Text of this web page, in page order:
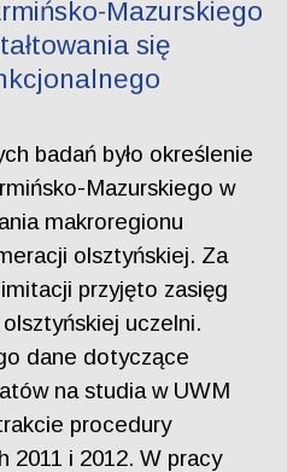
Mazurskiego
się
badań było określenie
Mazurskiego w
makroregionu
olsztyńskiej. Za
przyjęto zasięg
uczelni.
dane dotyczące
na studia w UWM
procedury
2011 i 2012. W pracy